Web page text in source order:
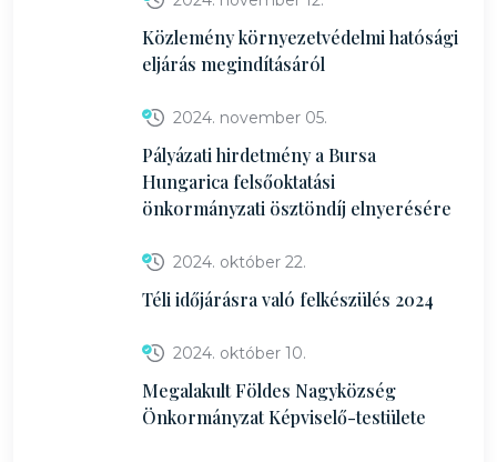
Közlemény környezetvédelmi hatósági
eljárás megindításáról
2024. november 05.
Pályázati hirdetmény a Bursa
Hungarica felsőoktatási
önkormányzati ösztöndíj elnyerésére
2024. október 22.
Téli időjárásra való felkészülés 2024
2024. október 10.
Megalakult Földes Nagyközség
Önkormányzat Képviselő-testülete